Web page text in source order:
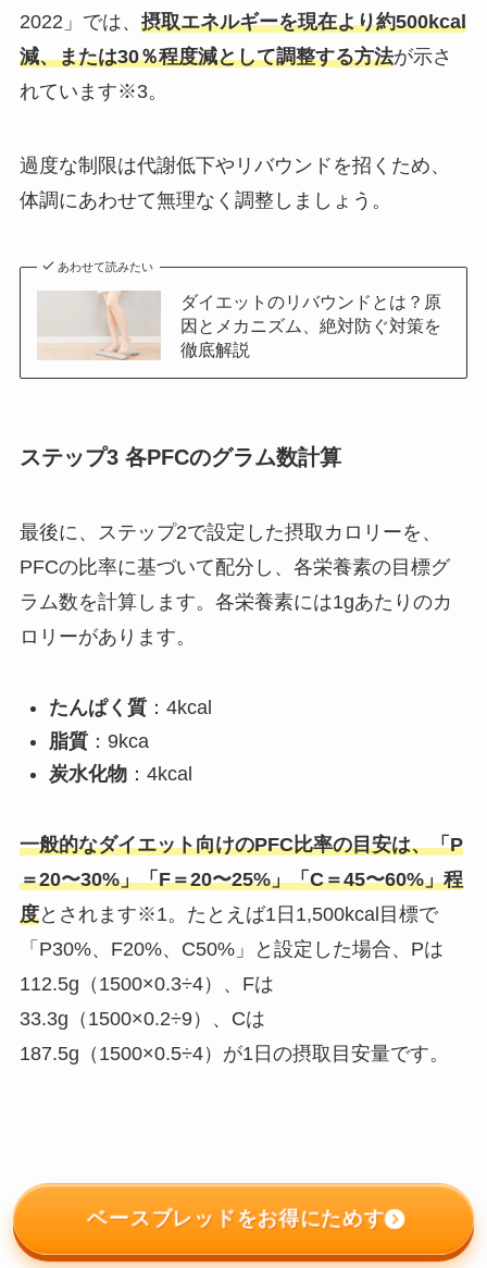
2022」では、 摂取エネルギーを現在より約500kcal
減、または30％程度減として調整する方法が示さ
れています※3。
過度な制限は代謝低下やリバウンドを招くため、
体調にあわせて無理なく調整しましょう。
あわせて読みたい
ダイエットのリバウンドとは？原
因とメカニズム、絶対防ぐ対策を
徹底解説
ステップ3 各PFCのグラム数計算
最後に、ステップ2で設定した摂取カロリーを、
PFCの比率に基づいて配分し、各栄養素の目標グ
ラム数を計算します。各栄養素には1gあたりのカ
ロリーがあります。
たんぱく質：4kcal
脂質：9kca
炭水化物：4kcal
一般的なダイエット向けのPFC比率の目安は、「P
＝20〜30%」「F＝20〜25%」「C＝45〜60%」程
度とされます※1。たとえば1日1,500kcal目標で
「P30%、F20%、C50%」と設定した場合、Pは
112.5g（1500×0.3÷4）、Fは
33.3g（1500×0.2÷9）、Cは
187.5g（1500×0.5÷4）が1日の摂取目安量です。
ベースブレッドをお得にためす